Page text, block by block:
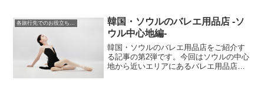
西側と東側で特徴が違いますので、そち
らについても詳しくご紹介します。
各旅行先でのお役立ち情報
韓国・ソウルのバレエ用品店 -ソ
ウル中心地編-
韓国・ソウルのバレエ用品店をご紹介す
る記事の第2弾です。今回はソウルの中心
地から近いエリアにあるバレエ用品店を